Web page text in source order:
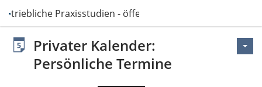
Betriebliche Praxisstudien - öffentlich
Privater Kalender:
Persönliche Termine